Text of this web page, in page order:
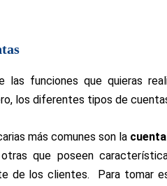
las funciones que quieras
los diferentes tipos de
más comunes son la
que poseen
de los clientes.
Para tomar